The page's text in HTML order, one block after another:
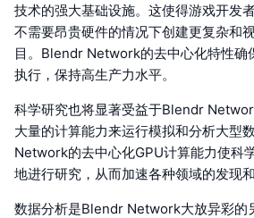
技术的强大基础设施。这使得游戏开发
不需要昂贵硬件的情况下创建更复杂和
目。Blendr Network的去中心化特性确
执行，保持高生产力水平。
科学研究也将显著受益于Blendr
大量的计算能力来运行模拟和分析大型
Network的去中心化GPU计算能力使科
地进行研究，从而加速各种领域的发现和
数据分析是Blendr Network大放异彩的